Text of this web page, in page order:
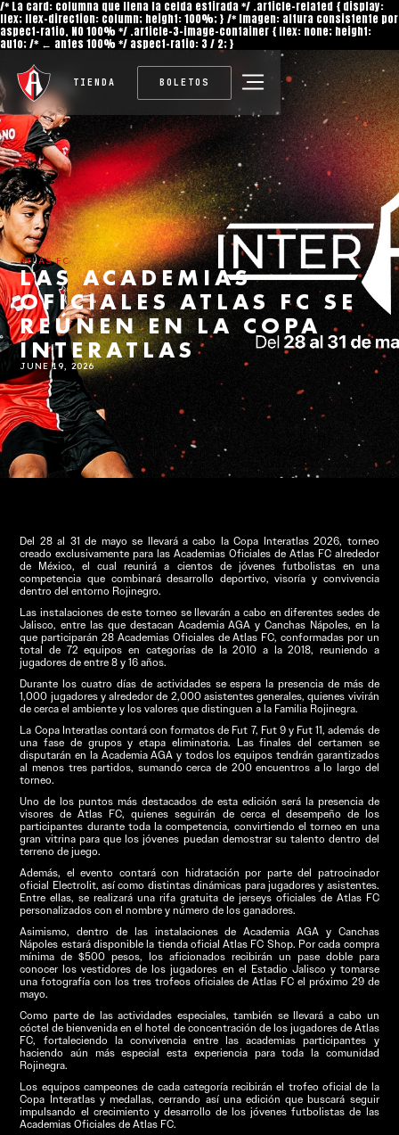
/* La card: columna que llena la celda estirada */ .article-related { display:
flex; flex-direction: column; height: 100%; } /* Imagen: altura consistente por
aspect-ratio, NO 100% */ .article-3-image-container { flex: none; height:
auto; /* ← antes 100% */ aspect-ratio: 3 / 2; }
TIENDA BOLETOS
ATLAS FC
LAS ACADEMIAS
OFICIALES ATLAS FC SE
REÚNEN EN LA COPA
INTERATLAS
JUNE 19, 2026
Del 28 al 31 de mayo se llevará a cabo la Copa Interatlas 2026, torneo
creado exclusivamente para las Academias Oficiales de Atlas FC alrededor
de México, el cual reunirá a cientos de jóvenes futbolistas en una
competencia que combinará desarrollo deportivo, visoría y convivencia
dentro del entorno Rojinegro.
Las instalaciones de este torneo se llevarán a cabo en diferentes sedes de
Jalisco, entre las que destacan Academia AGA y Canchas Nápoles, en la
que participarán 28 Academias Oficiales de Atlas FC, conformadas por un
total de 72 equipos en categorías de la 2010 a la 2018, reuniendo a
jugadores de entre 8 y 16 años.
Durante los cuatro días de actividades se espera la presencia de más de
1,000 jugadores y alrededor de 2,000 asistentes generales, quienes vivirán
de cerca el ambiente y los valores que distinguen a la Familia Rojinegra.
La Copa Interatlas contará con formatos de Fut 7, Fut 9 y Fut 11, además de
una fase de grupos y etapa eliminatoria. Las finales del certamen se
disputarán en la Academia AGA y todos los equipos tendrán garantizados
al menos tres partidos, sumando cerca de 200 encuentros a lo largo del
torneo.
Uno de los puntos más destacados de esta edición será la presencia de
visores de Atlas FC, quienes seguirán de cerca el desempeño de los
participantes durante toda la competencia, convirtiendo el torneo en una
gran vitrina para que los jóvenes puedan demostrar su talento dentro del
terreno de juego.
Además, el evento contará con hidratación por parte del patrocinador
oficial Electrolit, así como distintas dinámicas para jugadores y asistentes.
Entre ellas, se realizará una rifa gratuita de jerseys oficiales de Atlas FC
personalizados con el nombre y número de los ganadores.
Asimismo, dentro de las instalaciones de Academia AGA y Canchas
Nápoles estará disponible la tienda oficial Atlas FC Shop. Por cada compra
mínima de $500 pesos, los aficionados recibirán un pase doble para
conocer los vestidores de los jugadores en el Estadio Jalisco y tomarse
una fotografía con los tres trofeos oficiales de Atlas FC el próximo 29 de
mayo.
Como parte de las actividades especiales, también se llevará a cabo un
cóctel de bienvenida en el hotel de concentración de los jugadores de Atlas
FC, fortaleciendo la convivencia entre las academias participantes y
haciendo aún más especial esta experiencia para toda la comunidad
Rojinegra.
Los equipos campeones de cada categoría recibirán el trofeo oficial de la
Copa Interatlas y medallas, cerrando así una edición que buscará seguir
impulsando el crecimiento y desarrollo de los jóvenes futbolistas de las
Academias Oficiales de Atlas FC.